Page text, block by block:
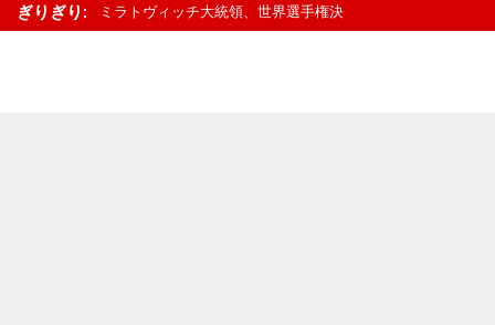
ぎりぎり:
対ロシア・ ミラトヴィッチ大統領、世界選手権決